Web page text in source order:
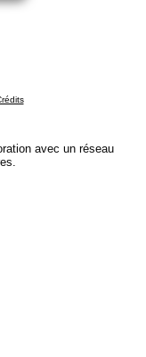
avec un réseau